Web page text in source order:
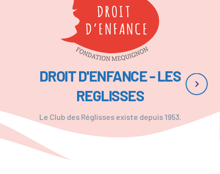
chevron_right
DROIT D'ENFANCE - LES
REGLISSES
Le Club des Réglisses existe depuis 1953.